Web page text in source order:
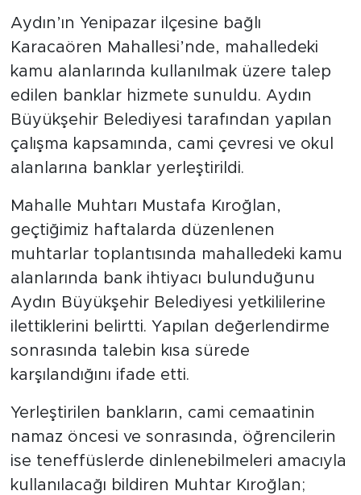
Aydın’ın Yenipazar ilçesine bağlı
Karacaören Mahallesi’nde, mahalledeki
kamu alanlarında kullanılmak üzere talep
edilen banklar hizmete sunuldu. Aydın
Büyükşehir Belediyesi tarafından yapılan
çalışma kapsamında, cami çevresi ve okul
alanlarına banklar yerleştirildi.
Mahalle Muhtarı Mustafa Kıroğlan,
geçtiğimiz haftalarda düzenlenen
muhtarlar toplantısında mahalledeki kamu
alanlarında bank ihtiyacı bulunduğunu
Aydın Büyükşehir Belediyesi yetkililerine
ilettiklerini belirtti. Yapılan değerlendirme
sonrasında talebin kısa sürede
karşılandığını ifade etti.
Yerleştirilen bankların, cami cemaatinin
namaz öncesi ve sonrasında, öğrencilerin
ise teneffüslerde dinlenebilmeleri amacıyla
kullanılacağı bildiren Muhtar Kıroğlan;